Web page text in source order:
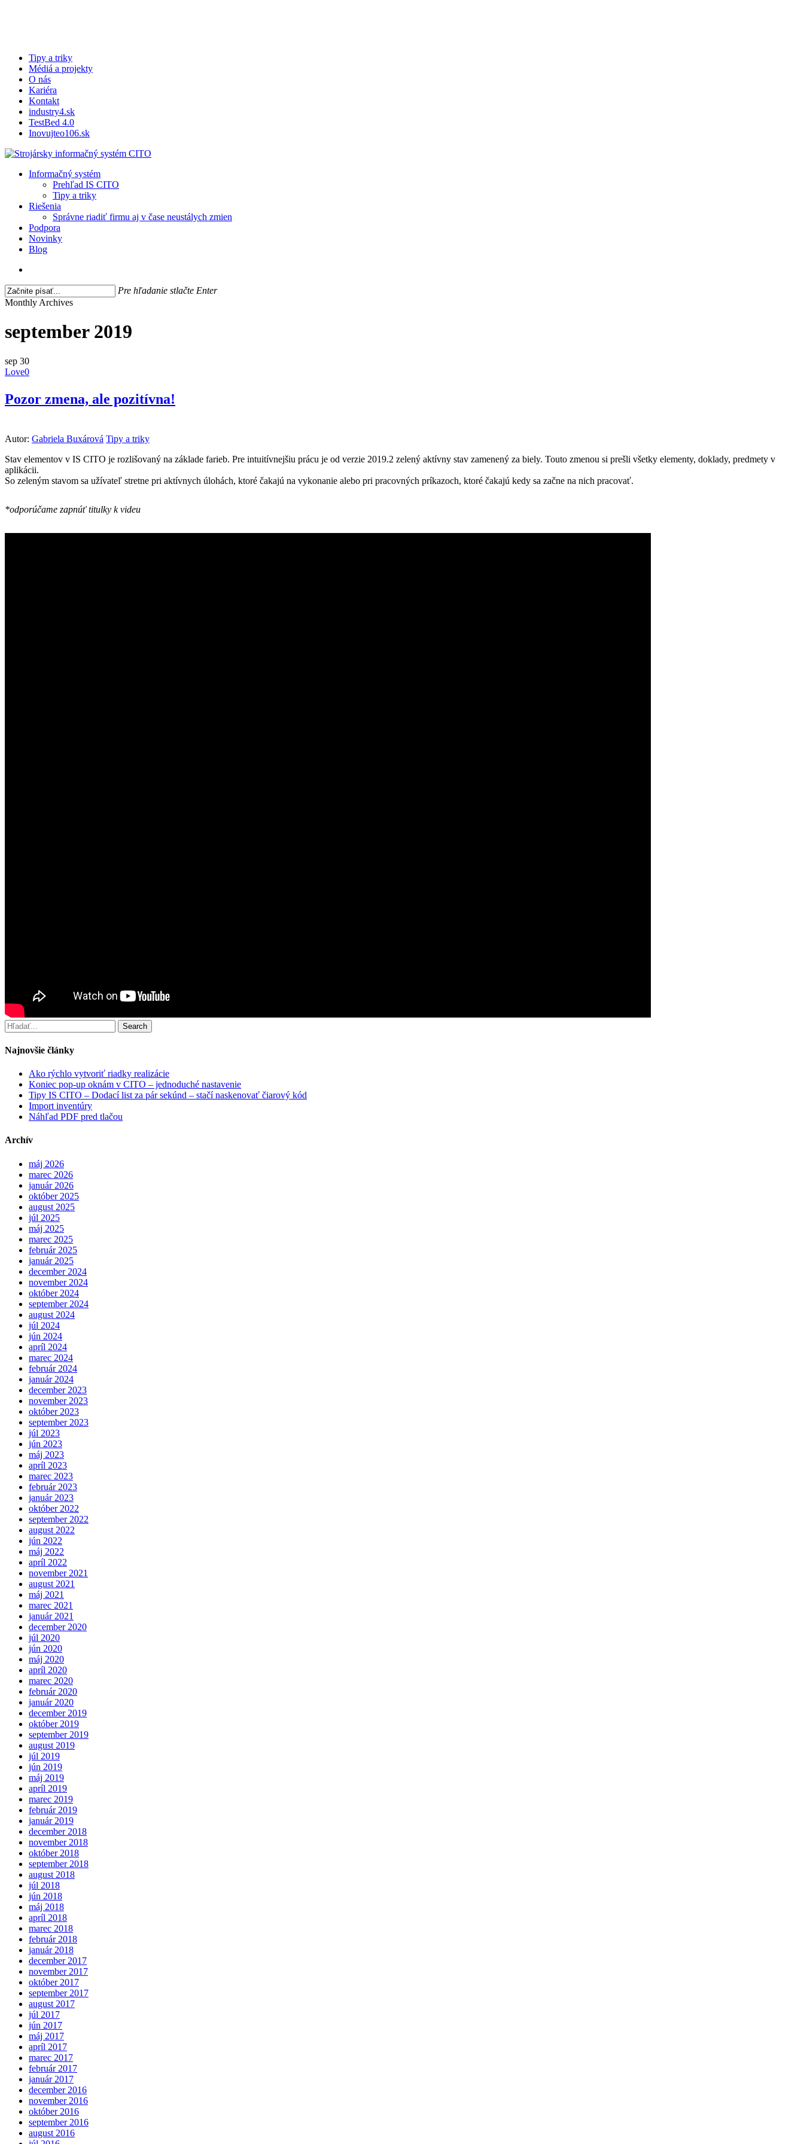
Tipy a triky
Médiá a projekty
O nás
Kariéra
Kontakt
industry4.sk
TestBed 4.0
Inovujteo106.sk
search
Menu
Informačný systém
Prehľad IS CITO
Tipy a triky
Riešenia
Správne riadiť firmu aj v čase neustálych zmien
Podpora
Novinky
Blog
Pre hľadanie stlačte Enter
Close
Monthly Archives
september 2019
sep 30
Love0
Pozor zmena, ale pozitívna!
Autor: Gabriela Buxárová Tipy a triky
Stav elementov v IS CITO je rozlišovaný na základe farieb. Pre intuitívnejšiu prácu je od verzie 2019.2 zelený aktívny stav zamenený za biely. Touto zmenou si prešli všetky elementy, doklady, predmety v
aplikácii.
So zeleným stavom sa užívateľ stretne pri aktívnych úlohách, ktoré čakajú na vykonanie alebo pri pracovných príkazoch, ktoré čakajú kedy sa začne na nich pracovať.
*odporúčame zapnúť titulky k videu
Search
Najnovšie články
Ako rýchlo vytvoriť riadky realizácie
Koniec pop-up oknám v CITO – jednoduché nastavenie
Tipy IS CITO – Dodací list za pár sekúnd – stačí naskenovať čiarový kód
Import inventúry
Náhľad PDF pred tlačou
Archív
máj 2026
marec 2026
január 2026
október 2025
august 2025
júl 2025
máj 2025
marec 2025
február 2025
január 2025
december 2024
november 2024
október 2024
september 2024
august 2024
júl 2024
jún 2024
apríl 2024
marec 2024
február 2024
január 2024
december 2023
november 2023
október 2023
september 2023
júl 2023
jún 2023
máj 2023
apríl 2023
marec 2023
február 2023
január 2023
október 2022
september 2022
august 2022
jún 2022
máj 2022
apríl 2022
november 2021
august 2021
máj 2021
marec 2021
január 2021
december 2020
júl 2020
jún 2020
máj 2020
apríl 2020
marec 2020
február 2020
január 2020
december 2019
október 2019
september 2019
august 2019
júl 2019
jún 2019
máj 2019
apríl 2019
marec 2019
február 2019
január 2019
december 2018
november 2018
október 2018
september 2018
august 2018
júl 2018
jún 2018
máj 2018
apríl 2018
marec 2018
február 2018
január 2018
december 2017
november 2017
október 2017
september 2017
august 2017
júl 2017
jún 2017
máj 2017
apríl 2017
marec 2017
február 2017
január 2017
december 2016
november 2016
október 2016
september 2016
august 2016